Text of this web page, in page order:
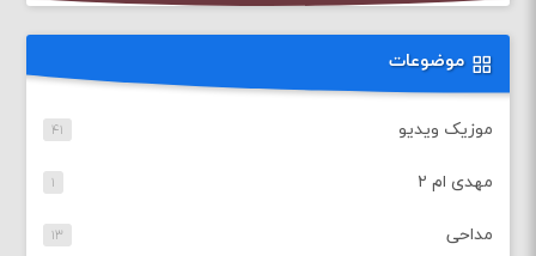
موضوعات
موزیک ویدیو ۴۱
مهدی ام ۲ ۱
مداحی ۱۳